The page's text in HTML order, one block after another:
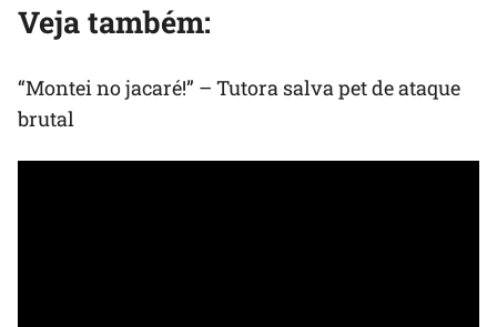
Veja também:
“Montei no jacaré!” – Tutora salva pet de ataque
brutal